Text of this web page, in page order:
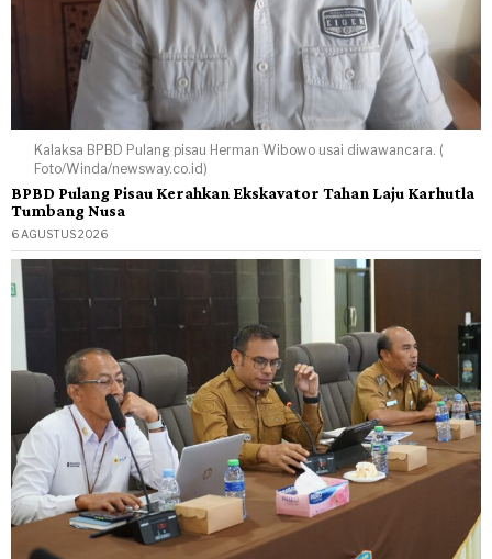
Kalaksa BPBD Pulang pisau Herman Wibowo usai diwawancara. (
Foto/Winda/newsway.co.id)
BPBD Pulang Pisau Kerahkan Ekskavator Tahan Laju Karhutla
Tumbang Nusa
6 AGUSTUS 2026